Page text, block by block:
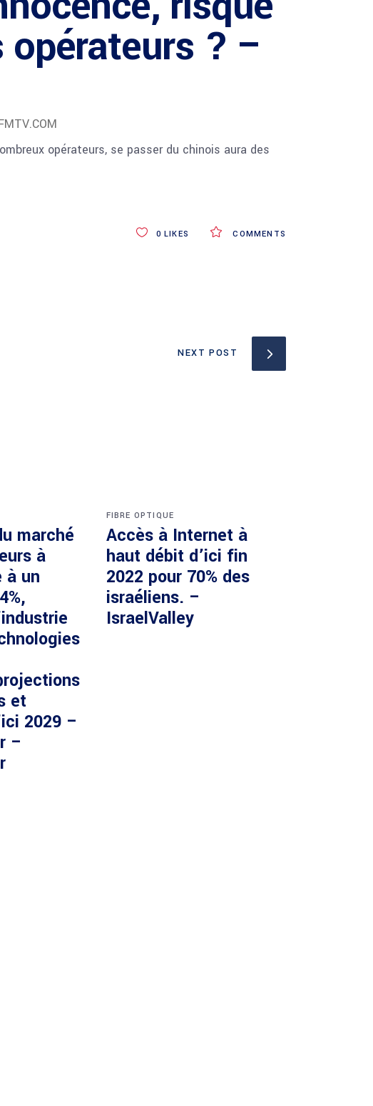
? –
opérateurs, se passer du chinois aura des
COMMENTS
0 LIKES
NEXT POST
marché
à
à un
et
2029 –
–
FIBRE OPTIQUE
Accès à Internet à
haut débit d’ici fin
2022 pour 70% des
israéliens. –
IsraelValley